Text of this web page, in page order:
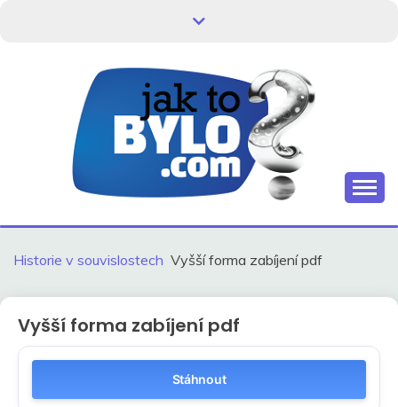
HISTORIE V
SOUVISLOSTECH
Historie v souvislostech Vyšší forma zabíjení pdf
Vyšší forma zabíjení pdf
Stáhnout